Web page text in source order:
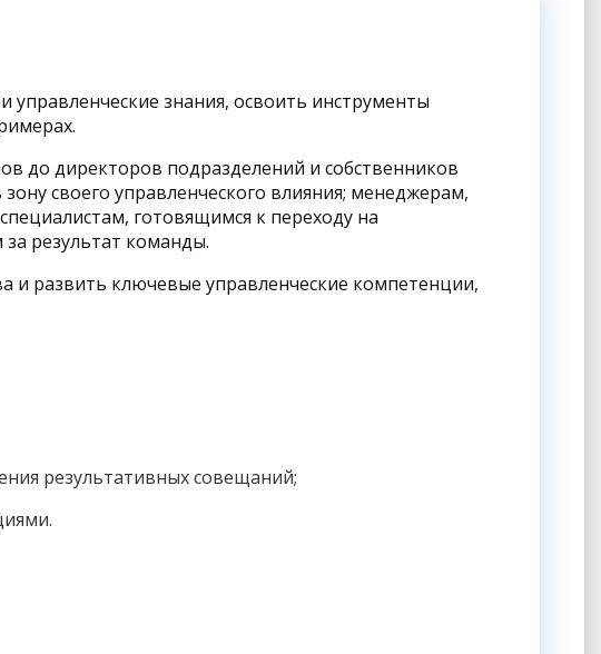
управленческие знания, освоить инструменты
до директоров подразделений и собственников
своего управленческого влияния; менеджерам,
готовящимся к переходу на
результат команды.
и развить ключевые управленческие компетенции,
результативных совещаний;